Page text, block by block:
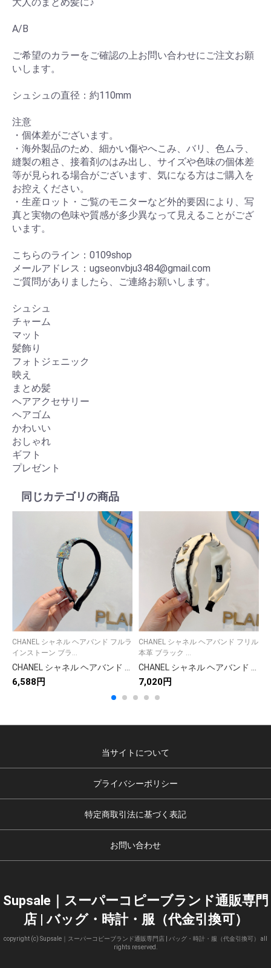
A/B
ご希望のカラーをご確認の上お問い合わせにご注文お願
いします。
シュシュの直径：約110mm
注意
・個体差がございます。
・海外製品のため、細かい傷やへこみ、バリ、色ムラ、
縫製の粗さ、接着剤のはみ出し、サイズや色味の個体差
等が見られる場合がございます、気になる方はご購入を
お控えください。
・生産ロット・ご覧のモニターなど外的要因により、写
真と実物の色味や質感が多少異なって見えることがござ
います。
こちらのライン：0109shop
メールアドレス：ugseonvbju3484@gmail.com
ご質問がありましたら、ご連絡お願いします。
シュシュ
チャーム
マット
髪飾り
フォトジェニック
映え
まとめ髪
ヘアアクセサリー
ヘアゴム
かわいい
おしゃれ
ギフト
プレゼント
同じカテゴリの商品
CHANEL シャネル ヘアバンド フルラ
インストーン ブラ...
6,588円
CHANEL シャネル ヘアバンド フリル
本革 ブラック ...
7,020円
当サイトについて
プライバシーポリシー
特定商取引法に基づく表記
お問い合わせ
Supsale｜スーパーコピーブランド通販専門
店 | バッグ・時計・服（代金引換可）
copyright (c) Supsale｜スーパーコピーブランド通販専門店 | バッグ・時計・服（代金引換可） all
rights reserved.